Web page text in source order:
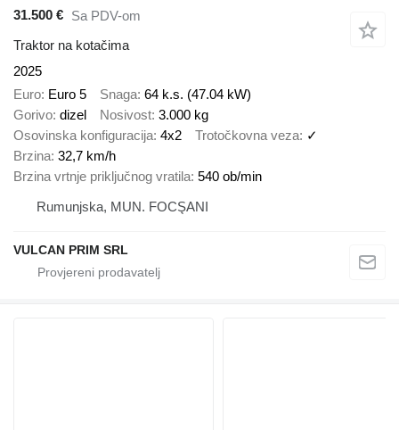
31.500 € Sa PDV-om
Traktor na kotačima
2025
Euro Euro 5 Snaga 64 k.s. (47.04 kW)
Gorivo dizel Nosivost 3.000 kg
Osovinska konfiguracija 4x2 Trotočkovna veza ✓
Brzina 32,7 km/h
Brzina vrtnje priključnog vratila 540 ob/min
Rumunjska, MUN. FOCŞANI
VULCAN PRIM SRL